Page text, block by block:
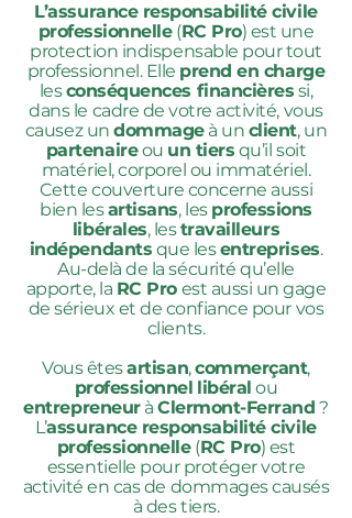
L’assurance responsabilité civile
professionnelle(RC Pro) est une
protection indispensable pour tout
professionnel. Elle prend en charge
lesconséquences financières si,
dans le cadre de votre activité, vous
causez undommageà un client, un
partenaireou un tiers qu’il soit
matériel, corporel ou immatériel.
Cette couverture concerne aussi
bien lesartisans, les professions
libérales, lestravailleurs
indépendants que lesentreprises.
Au-delà de la sécurité qu’elle
apporte, la RC Pro est aussi un gage
de sérieux et de confiance pour vos
clients.
Vous êtesartisan,commerçant,
professionnel libéral ou
entrepreneuràClermont-Ferrand ?
L’assurance responsabilité civile
professionnelle(RC Pro) est
essentielle pour protéger votre
activité en cas de dommages causés
à des tiers.